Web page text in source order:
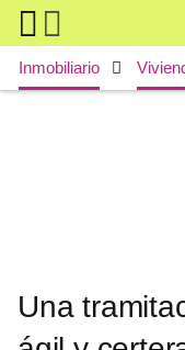
Skip to main content
Main navigation
Inmobiliario
Una